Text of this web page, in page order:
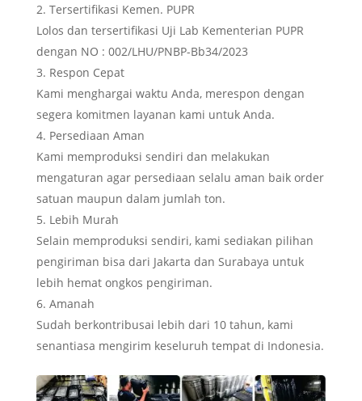
Tersertifikasi Kemen. PUPR
Lolos dan tersertifikasi Uji Lab Kementerian PUPR
dengan NO : 002/LHU/PNBP-Bb34/2023
Respon Cepat
Kami menghargai waktu Anda, merespon dengan
segera komitmen layanan kami untuk Anda.
Persediaan Aman
Kami memproduksi sendiri dan melakukan
mengaturan agar persediaan selalu aman baik order
satuan maupun dalam jumlah ton.
Lebih Murah
Selain memproduksi sendiri, kami sediakan pilihan
pengiriman bisa dari Jakarta dan Surabaya untuk
lebih hemat ongkos pengiriman.
Amanah
Sudah berkontribusai lebih dari 10 tahun, kami
senantiasa mengirim keseluruh tempat di Indonesia.